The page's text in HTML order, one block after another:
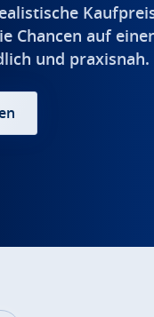
Chancen auf
und praxisnah.